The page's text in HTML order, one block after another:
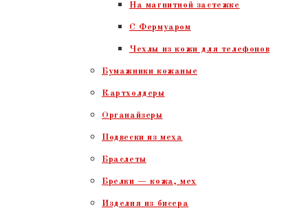
На магнитной застежке
С Фермуаром
Чехлы из кожи для телефонов
Бумажники кожаные
Картхолдеры
Органайзеры
Подвески из меха
Браслеты
Брелки — кожа, мех
Изделия из бисера